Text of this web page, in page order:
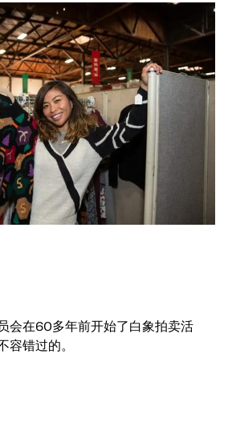
会在60多年前开始了白象拍卖活
容错过的。